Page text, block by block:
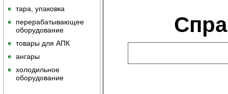
тара, упаковка
перерабатывающее
оборудование
товары для АПК
ангары
холодильное
оборудование